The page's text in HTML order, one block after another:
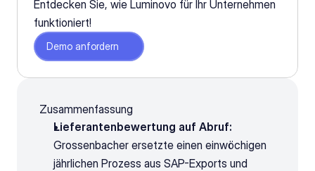
Entdecken Sie, wie Luminovo für Ihr Unternehmen
funktioniert!
Demo anfordern
Zusammenfassung
Lieferantenbewertung auf Abruf:
Grossenbacher ersetzte einen einwöchigen
jährlichen Prozess aus SAP-Exports und